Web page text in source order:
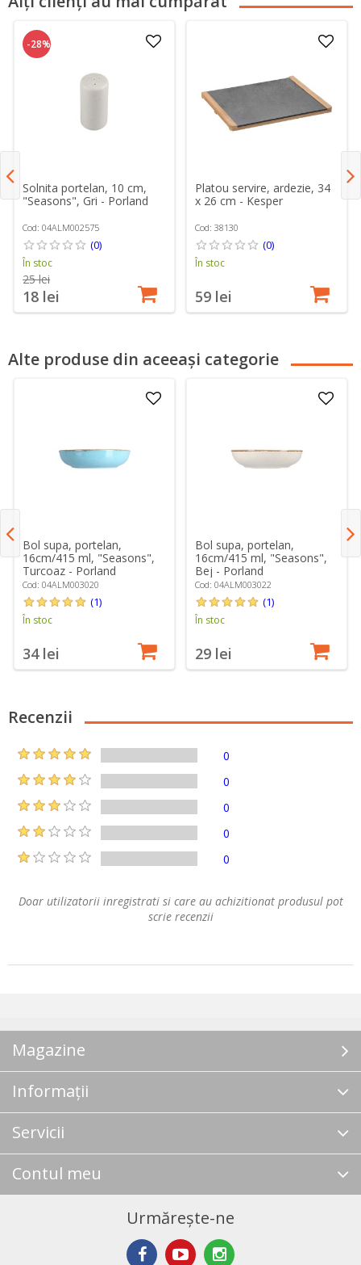
-28%
Solnita portelan, 10 cm,
"Seasons", Gri - Porland
Cod: 04ALM002575
(0)
În stoc
25 lei
18 lei
Platou servire, ardezie, 34
x 26 cm - Kesper
Cod: 38130
(0)
În stoc
59 lei
Alte produse din aceeași categorie
Bol supa, portelan,
16cm/415 ml, "Seasons",
Turcoaz - Porland
Cod: 04ALM003020
(1)
În stoc
34 lei
Bol supa, portelan,
16cm/415 ml, "Seasons",
Bej - Porland
Cod: 04ALM003022
(1)
În stoc
29 lei
Recenzii
0
0
0
0
0
Doar utilizatorii inregistrati si care au achizitionat produsul pot
scrie recenzii
Magazine
Informații
Servicii
Contul meu
Urmărește-ne